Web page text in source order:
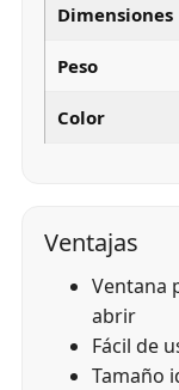
Dimensiones
Peso
Color
Ventajas
Ventana
abrir
Fácil de
Tamaño